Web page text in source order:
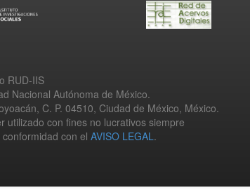
RUD-IIS
Nacional Autónoma de México.
C. P. 04510, Ciudad de México, México.
utilizado con fines no lucrativos siempre
con el AVISO LEGAL.